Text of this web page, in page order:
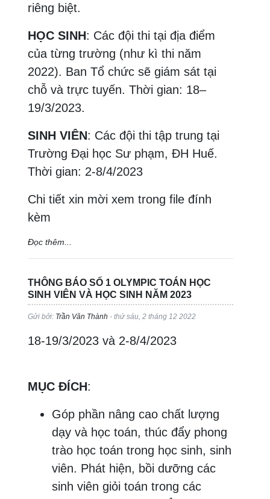
riêng biệt.
HỌC SINH: Các đội thi tại địa điểm
của từng trường (như kì thi năm
2022). Ban Tổ chức sẽ giám sát tại
chỗ và trực tuyến. Thời gian: 18–
19/3/2023.
SINH VIÊN: Các đội thi tập trung tại
Trường Đại học Sư phạm, ĐH Huế.
Thời gian: 2-8/4/2023
Chi tiết xin mời xem trong file đính
kèm
Đọc thêm...
THÔNG BÁO SỐ 1 OLYMPIC TOÁN HỌC
SINH VIÊN VÀ HỌC SINH NĂM 2023
Gửi bởi: Trần Văn Thành - thứ sáu, 2 tháng 12 2022
18-19/3/2023 và 2-8/4/2023
MỤC ĐÍCH:
Góp phần nâng cao chất lượng
dạy và học toán, thúc đẩy phong
trào học toán trong học sinh, sinh
viên. Phát hiện, bồi dưỡng các
sinh viên giỏi toán trong các